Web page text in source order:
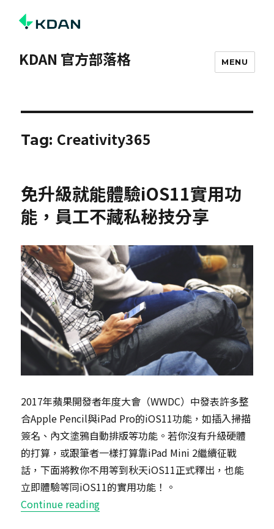
KDAN 官方部落格 MENU
Tag: Creativity365
免升級就能體驗iOS11實用功
能，員工不藏私秘技分享
2017年蘋果開發者年度大會（WWDC）中發表許多整
合Apple Pencil與iPad Pro的iOS11功能，如插入掃描
簽名、內文塗鴉自動排版等功能。若你沒有升級硬體
的打算，或跟筆者一樣打算靠iPad Mini 2繼續征戰
話，下面將教你不用等到秋天iOS11正式釋出，也能
立即體驗等同iOS11的實用功能！。
Continue reading“免升級就能體驗iOS11實用功能，員